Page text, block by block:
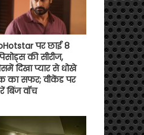
पर छाई 8
की सीरीज,
दिखा प्यार से धोखे
का सफर; वीकेंड पर
बिंज वॉच